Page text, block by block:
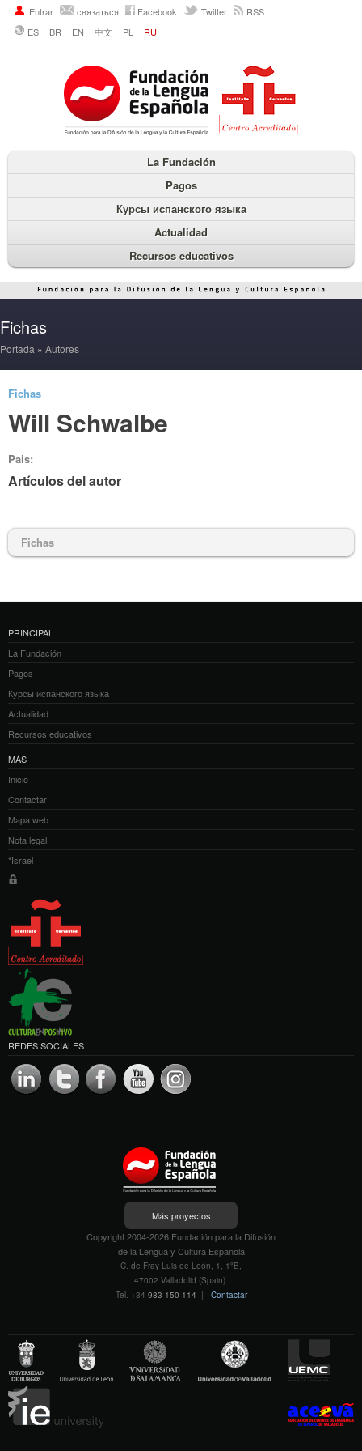
Entrar связаться Facebook Twitter
RSS
ES
BR EN 中文 PL RU
La Fundación
Pagos
Курсы испанского языка
Actualidad
Recursos educativos
Fichas
Portada » Autores
Fichas
Will Schwalbe
Pais:
Artículos del autor
Fichas
PRINCIPAL
La Fundación
Pagos
Курсы испанского языка
Actualidad
Recursos educativos
MÁS
Inicio
Contactar
Mapa web
Nota legal
*Israel
REDES SOCIALES
Más proyectos
Copyright 2004-2026 Fundación para la Difusión
de la Lengua y Cultura Española
C. de Fray Luis de León, 1, 1ºB,
47002 Valladolid (Spain).
Tel. +34 983 150 114 | Contactar